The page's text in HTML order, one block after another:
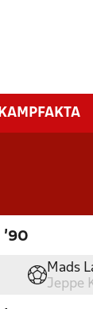
KAMPFAKTA
'90
Mads
Jeppe